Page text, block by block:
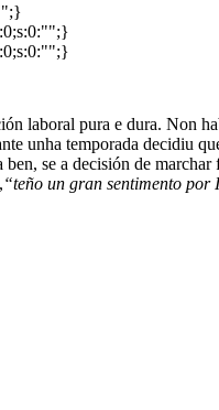
laboral pura e dura. Non
unha temporada decidiu
se a decisión de marchar
“teño un gran sentimento por